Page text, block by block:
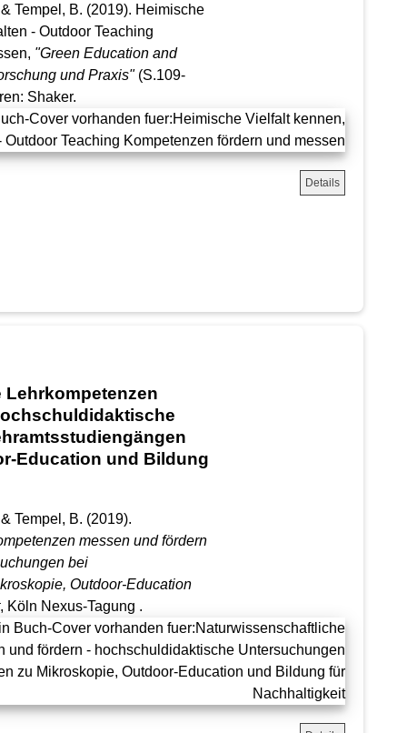
Tempel, B. (2019). Heimische
- Outdoor Teaching
"Green Education and
und Praxis"(S.109-
Shaker.
Details
Education und Bildung
Tempel, B. (2019).
messen und fördern
bei
Outdoor-Education
, Köln Nexus-Tagung .